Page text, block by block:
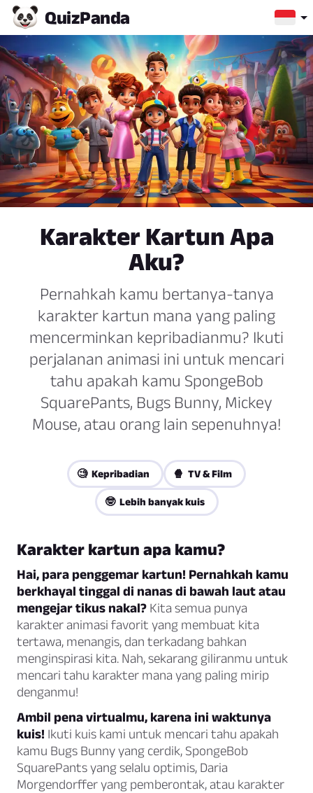
QuizPanda
Karakter Kartun Apa
Aku?
Pernahkah kamu bertanya-tanya
karakter kartun mana yang paling
mencerminkan kepribadianmu? Ikuti
perjalanan animasi ini untuk mencari
tahu apakah kamu SpongeBob
SquarePants, Bugs Bunny, Mickey
Mouse, atau orang lain sepenuhnya!
🧐 Kepribadian 🍿 TV & Film
🤓 Lebih banyak kuis
Karakter kartun apa kamu?
Hai, para penggemar kartun! Pernahkah kamu
berkhayal tinggal di nanas di bawah laut atau
mengejar tikus nakal? Kita semua punya
karakter animasi favorit yang membuat kita
tertawa, menangis, dan terkadang bahkan
menginspirasi kita. Nah, sekarang giliranmu untuk
mencari tahu karakter mana yang paling mirip
denganmu!
Ambil pena virtualmu, karena ini waktunya
kuis! Ikuti kuis kami untuk mencari tahu apakah
kamu Bugs Bunny yang cerdik, SpongeBob
SquarePants yang selalu optimis, Daria
Morgendorffer yang pemberontak, atau karakter